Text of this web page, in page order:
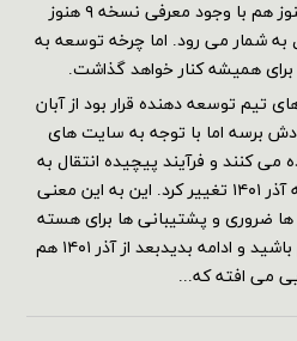
از صاحب نظران این عرصه هنوز هم با وجود معرفی نسخه ۹ هنوز
به شمار می رود. اما چرخه توسعه به
برای همیشه کنار خواهد گذاشت.
های تیم توسعه دهنده قرار بود از آبان
خودش برسه اما با توجه به سایت های
می کنند و فرآیند پیچیده انتقال به
نسخه های جدید این تاریخ به آذر ۱۴۰۱ تغییر کرد. این به این معنی
ضروری و پشتیبانی ها برای هسته
برقراره اما بعد از اون چی؟آروم باشید و ادامه بدیدبعد از آذر ۱۴۰۱ هم
می افته که...